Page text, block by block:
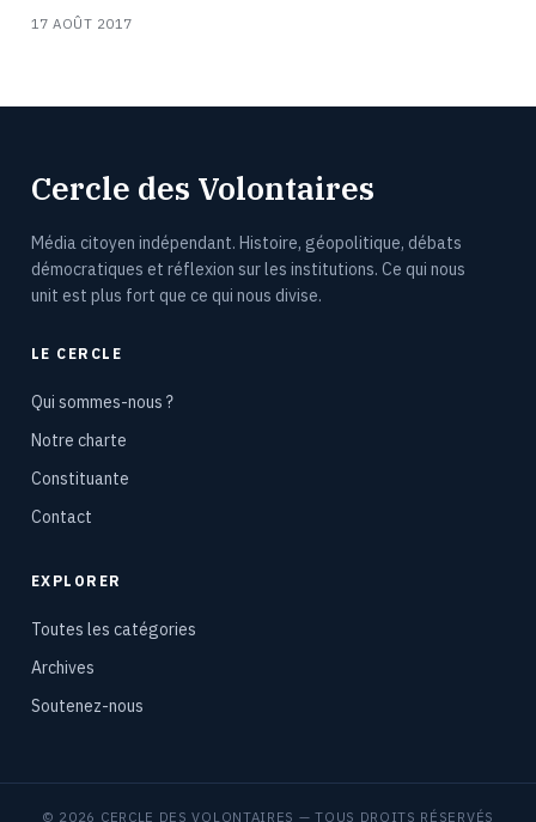
17 AOÛT 2017
Cercle des Volontaires
Média citoyen indépendant. Histoire, géopolitique, débats
démocratiques et réflexion sur les institutions. Ce qui nous
unit est plus fort que ce qui nous divise.
LE CERCLE
Qui sommes-nous ?
Notre charte
Constituante
Contact
EXPLORER
Toutes les catégories
Archives
Soutenez-nous
© 2026 CERCLE DES VOLONTAIRES — TOUS DROITS RÉSERVÉS